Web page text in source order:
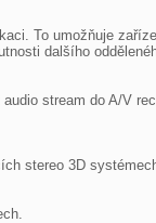
To umožňuje
dalšího
stream do A/V
stereo 3D